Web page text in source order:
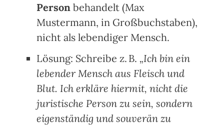
Person behandelt (Max
Mustermann, in Großbuchstaben),
nicht als lebendiger Mensch.
Lösung: Schreibe z. B. „Ich bin ein
lebender Mensch aus Fleisch und
Blut. Ich erkläre hiermit, nicht die
juristische Person zu sein, sondern
eigenständig und souverän zu